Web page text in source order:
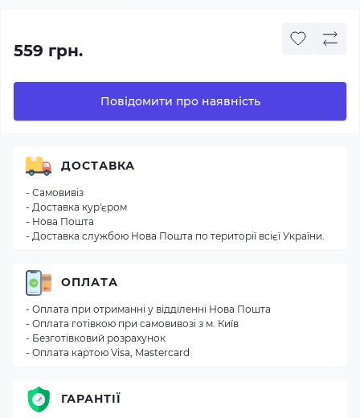
559 грн.
Повідомити про наявність
ДОСТАВКА
- Самовивіз
- Доставка кур'єром
- Нова Пошта
- Доставка службою Нова Пошта по території всієї України.
ОПЛАТА
- Оплата при отриманні у відділенні Нова Пошта
- Оплата готівкою при самовивозі з м. Київ
- Безготівковий розрахунок
- Оплата картою Visa, Mastercard
ГАРАНТІЇ